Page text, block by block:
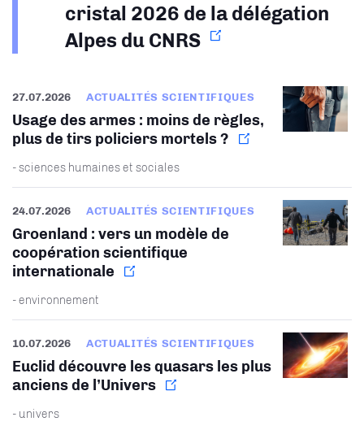
cristal 2026 de la délégation
Alpes du CNRS
27.07.2026 ACTUALITÉS SCIENTIFIQUES
Usage des armes : moins de règles,
plus de tirs policiers mortels ?
- sciences humaines et sociales
24.07.2026 ACTUALITÉS SCIENTIFIQUES
Groenland : vers un modèle de
coopération scientifique
internationale
- environnement
10.07.2026 ACTUALITÉS SCIENTIFIQUES
Euclid découvre les quasars les plus
anciens de l’Univers
- univers